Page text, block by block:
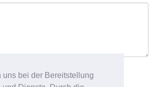
uns bei der Bereitstellung